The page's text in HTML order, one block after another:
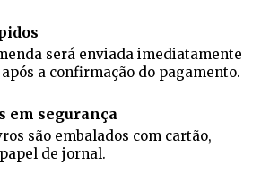
será enviada imediatamente
a confirmação do pagamento.
em segurança
são embalados com cartão,
de jornal.